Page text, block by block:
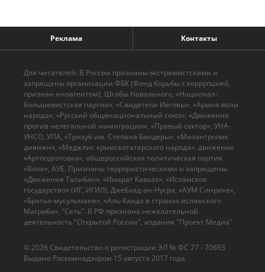
Реклама Контакты
© 2026 Cвидетельство о регистрации ЭЛ № ФС 77 - 70693
Выдано Роскомнадзором 15 августа 2017 года
Для читателей: В России признаны экстремистскими и
запрещены организации ФБК (Фонд борьбы с коррупцией,
признан иноагентом), Штабы Навального, «Национал-
большевистская партия», «Свидетели Иеговы», «Армия воли
народа», «Русский общенациональный союз», «Движение
против нелегальной иммиграции», «Правый сектор», УНА-
УНСО, УПА, «Тризуб им. Степана Бандеры», «Мизантропик
дивижн», «Меджлис крымскотатарского народа», движение
«Артподготовка», общероссийская политическая партия
«Воля», АУЕ. Признаны террористическими и запрещены:
«Движение Талибан», «Имарат Кавказ», «Исламское
государство» (ИГ, ИГИЛ), Джебхад-ан-Нусра, «АУМ Синрике»,
«Братья-мусульмане», «Аль-Каида в странах исламского
Магриба», "Сеть". В РФ признана нежелательной
деятельность "Открытой России", издания "Проект Медиа".